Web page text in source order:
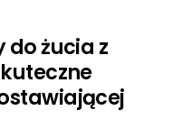
do żucia z